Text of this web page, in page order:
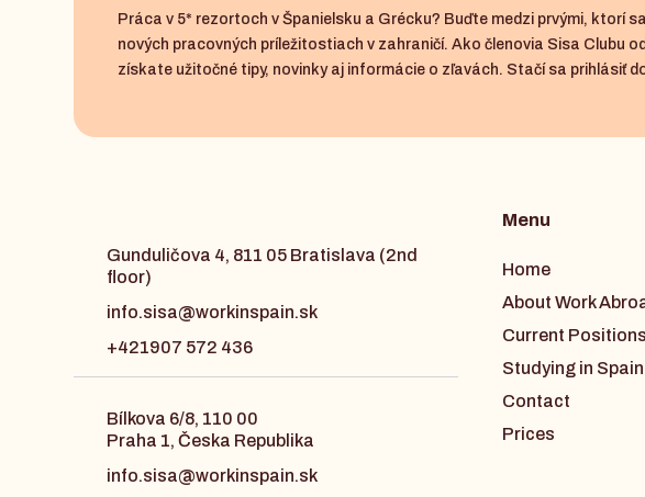
Práca v 5* rezortoch v Španielsku a Grécku? Buďte medzi prvými, ktorí
nových pracovných príležitostiach v zahraničí. Ako členovia Sisa Clubu
získate užitočné tipy, novinky aj informácie o zľavách. Stačí sa prihlásiť
Gunduličova 4, 811 05 Bratislava (2nd
floor)
info.sisa@workinspain.sk
+421907 572 436
Bílkova 6/8, 110 00
Praha 1, Česka Republika
info.sisa@workinspain.sk
Menu
Home
About Work
Current Positions
Studying in Spain
Contact
Prices